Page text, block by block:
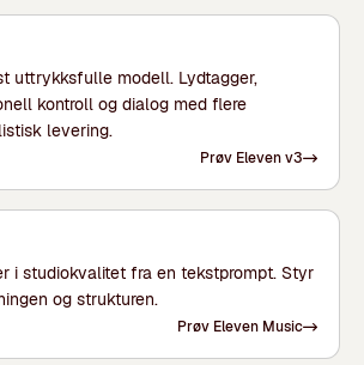
uttrykksfulle modell. Lydtagger,
kontroll og dialog med flere
levering.
Prøv Eleven v3
i studiokvalitet fra en tekstprompt. Styr
og strukturen.
Prøv Eleven Music